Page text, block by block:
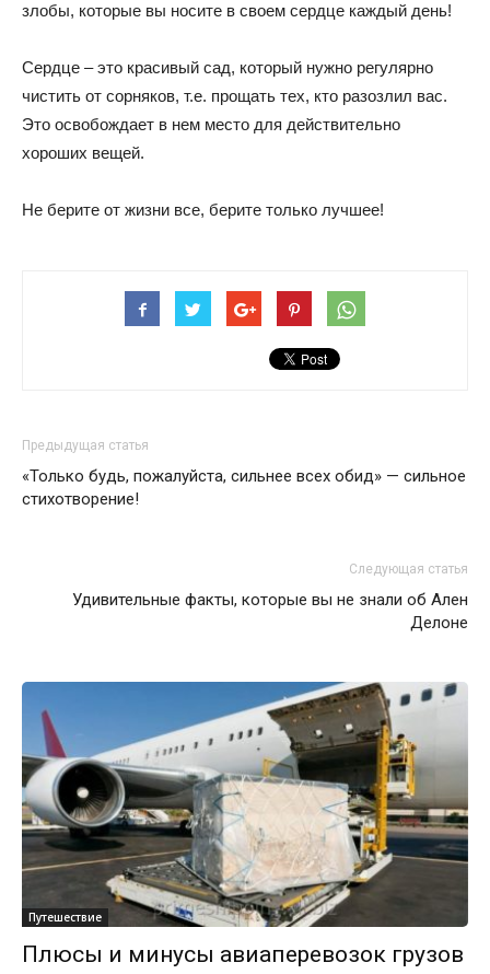
злобы, которые вы носите в своем сердце каждый день!
Сердце – это красивый сад, который нужно регулярно
чистить от сорняков, т.е. прощать тех, кто разозлил вас.
Это освобождает в нем место для действительно
хороших вещей.
Не берите от жизни все, берите только лучшее!
Предыдущая статья
«Только будь, пожалуйста, сильнее всех обид» — сильное
стихотворение!
Следующая статья
Удивительные факты, которые вы не знали об Ален
Делоне
Путешествие
Плюсы и минусы авиаперевозок грузов